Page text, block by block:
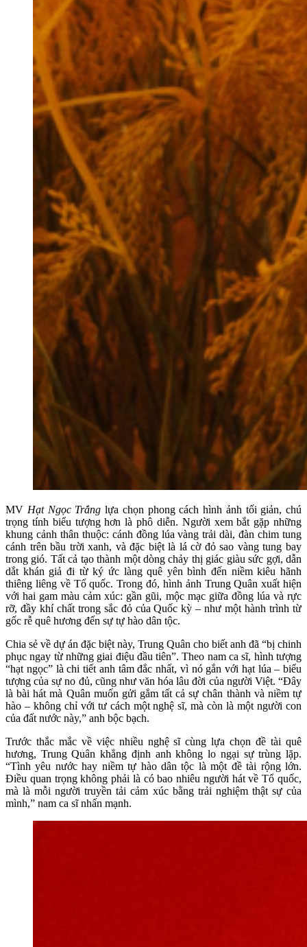
MV Hạt Ngọc Trắng lựa chọn phong cách hình ảnh tối giản, chú
trọng tính biểu tượng hơn là phô diễn. Người xem bắt gặp những
khung cảnh thân thuộc: cánh đồng lúa vàng trải dài, đàn chim tung
cánh trên bầu trời xanh, và đặc biệt là lá cờ đỏ sao vàng tung bay
trong gió. Tất cả tạo thành một dòng chảy thị giác giàu sức gợi, dẫn
dắt khán giả đi từ ký ức làng quê yên bình đến niềm kiêu hãnh
thiêng liêng về Tổ quốc. Trong đó, hình ảnh Trung Quân xuất hiện
với hai gam màu cảm xúc: gần gũi, mộc mạc giữa đồng lúa và rực
rỡ, đầy khí chất trong sắc đỏ của Quốc kỳ – như một hành trình từ
gốc rễ quê hương đến sự tự hào dân tộc.
Chia sẻ về dự án đặc biệt này, Trung Quân cho biết anh đã “bị chinh
phục ngay từ những giai điệu đầu tiên”. Theo nam ca sĩ, hình tượng
“hạt ngọc” là chi tiết anh tâm đắc nhất, vì nó gắn với hạt lúa – biểu
tượng của sự no đủ, cũng như văn hóa lâu đời của người Việt. “Đây
là bài hát mà Quân muốn gửi gắm tất cả sự chân thành và niềm tự
hào – không chỉ với tư cách một nghệ sĩ, mà còn là một người con
của đất nước này,” anh bộc bạch.
Trước thắc mắc về việc nhiều nghệ sĩ cùng lựa chọn đề tài quê
hương, Trung Quân khẳng định anh không lo ngại sự trùng lặp.
“Tình yêu nước hay niềm tự hào dân tộc là một đề tài rộng lớn.
Điều quan trọng không phải là có bao nhiêu người hát về Tổ quốc,
mà là mỗi người truyền tải cảm xúc bằng trải nghiệm thật sự của
mình,” nam ca sĩ nhấn mạnh.